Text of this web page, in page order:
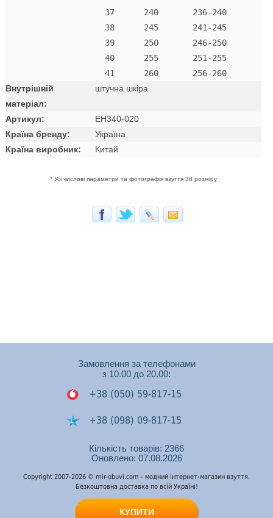
  37      240       236-240
  38      245       241-245
  39      250       246-250
  40      255       251-255
Внутрішній
матеріал:
штучна шкіра
Артикул:
EH340-020
Країна бренду:
Україна
Країна виробник:
Китай
* Усі числові параметри та фотографія взуття 38 розміру
Замовлення за телефонами
з 10.00 до 20.00:
+38 (050) 59-817-15
+38 (098) 09-817-15
+38 (050) 53-448-74
Подзвонити на Viber
Подзвонити на
WhatsApp
Кількість товарів: 2366
Оновлено: 07.08.2026
Copyright 2007-2026 © mir-obuvi.com - модний інтернет-магазин взуття.
Безкоштовна доставка по всій Україні!